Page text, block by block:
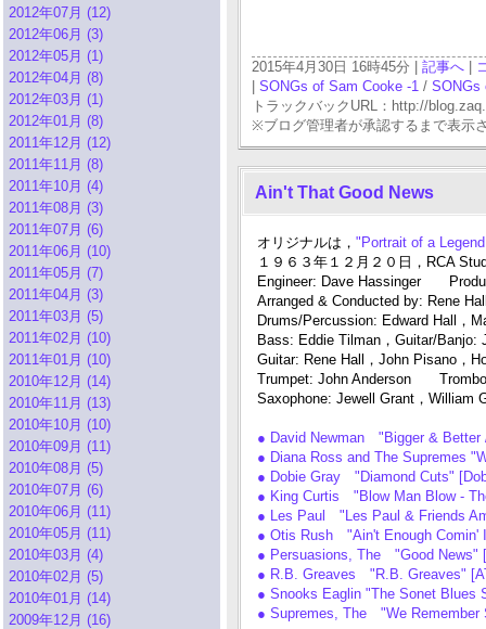
2012年07月 (12)
2012年06月 (3)
2012年05月 (1)
2012年04月 (8)
2012年03月 (1)
2012年01月 (8)
2011年12月 (12)
2011年11月 (8)
2011年10月 (4)
2011年08月 (3)
2011年07月 (6)
2011年06月 (10)
2011年05月 (7)
2011年04月 (3)
2011年03月 (5)
2011年02月 (10)
2011年01月 (10)
2010年12月 (14)
2010年11月 (13)
2010年10月 (10)
2010年09月 (11)
2010年08月 (5)
2010年07月 (6)
2010年06月 (11)
2010年05月 (11)
2010年03月 (4)
2010年02月 (5)
2010年01月 (14)
2009年12月 (16)
2015年4月30日 16時45分 | 記事へ
SONGs of Sam Cooke -1 / SONGs
トラックバックURL：http://
※ブログ管理者が承認するまで表示
Ain't That Good News
オリジナルは， "Portrait of a
１９６３年１２月２０日，RCA
Engineer: Dave Hassinger
Arranged & Conducted by: Rene
Drums/Percussion: Edward Hall，
Bass: Eddie Tilman，Guitar/Banjo:
Guitar: Rene Hall，John Pisano，
Trumpet: John Anderson
Saxophone: Jewell Grant，William
● David Newman "Bigger &
● Diana Ross and The Supremes
● Dobie Gray "Diamond Cuts"
● King Curtis "Blow Man Blow -
● Les Paul "Les Paul & Friends
● Otis Rush "Ain't Enough Comin'
● Persuasions, The "Good News"
● R.B. Greaves "R.B. Greaves"
● Snooks Eaglin "The Sonet
● Supremes, The "We